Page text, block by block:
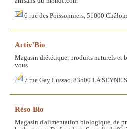
6 rue des Poissonniers, 51000
Activ'Bio
Magasin diététique, produits naturels et
vous
7 rue Gay Lussac, 83500 LA SEYNE
Réso Bio
Magasin d'alimentation biologique, de